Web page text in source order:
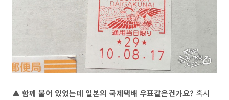
▲ 함께 붙어 있었는데 일본의 국제택배 우표같은건가요? 혹시